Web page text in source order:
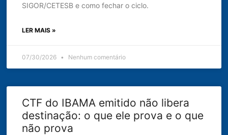
SIGOR/CETESB e como fechar o ciclo.
LER MAIS »
07/30/2026 Nenhum comentário
CTF do IBAMA emitido não libera
destinação: o que ele prova e o que
não prova